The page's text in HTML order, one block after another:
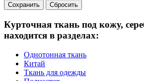
Сбросить
Курточная ткань под кожу,
находится в разделах:
Однотонная ткань
Китай
Ткань для одежды